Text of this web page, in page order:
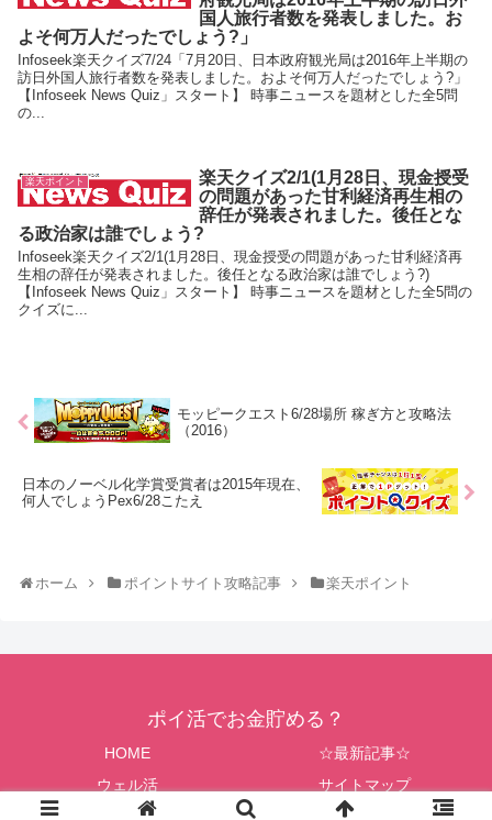
国人旅行者数を発表しました。お
よそ何万人だったでしょう?」
Infoseek楽天クイズ7/24「7月20日、日本政府観光局は2016年上半期の
訪日外国人旅行者数を発表しました。およそ何万人だったでしょう?」
【Infoseek News Quiz」スタート】 時事ニュースを題材とした全5問
の...
楽天ポイント
楽天クイズ2/1(1月28日、現金授受
の問題があった甘利経済再生相の
辞任が発表されました。後任とな
る政治家は誰でしょう?
Infoseek楽天クイズ2/1(1月28日、現金授受の問題があった甘利経済再
生相の辞任が発表されました。後任となる政治家は誰でしょう?)
【Infoseek News Quiz」スタート】 時事ニュースを題材とした全5問の
クイズに...
モッピークエスト6/28場所 稼ぎ方と攻略法
（2016）
日本のノーベル化学賞受賞者は2015年現在、
何人でしょうPex6/28こたえ
ホーム ポイントサイト攻略記事 楽天ポイント
ポイ活でお金貯める？
HOME
☆最新記事☆
ウェル活
サイトマップ